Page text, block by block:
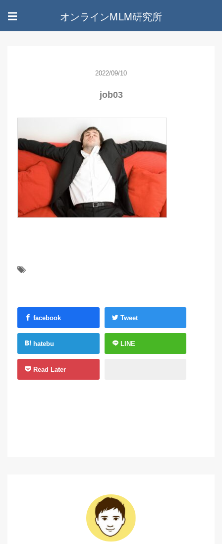
☰ オンラインMLM研究所
2022/09/10
job03
facebook Tweet
hatebu LINE
Read Later